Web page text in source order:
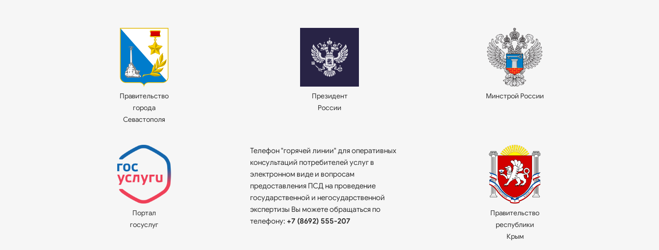
Правительство
города
Севастополя
Президент
России
Минстрой России
Портал
госуслуг
Телефон "горячей линии" для оперативных
консультаций потребителей услуг в
электронном виде и вопросам
предоставления ПСД на проведение
государственной и негосударственной
экспертизы Вы можете обращаться по
телефону: +7 (8692) 555-207
Правительство
республики
Крым